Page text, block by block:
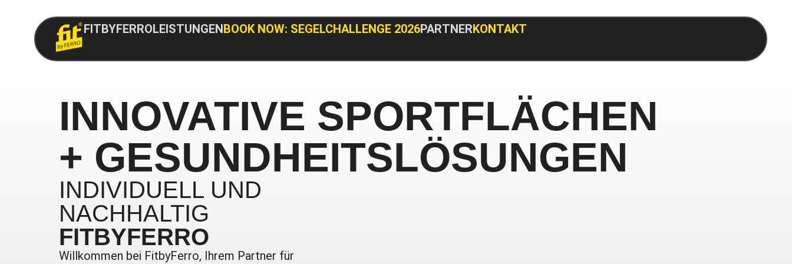
FITBYFERROLEISTUNGENBOOK NOW: SEGELCHALLENGE 2026PARTNERKONTAKT
INNOVATIVE SPORTFLÄCHEN
+ GESUNDHEITSLÖSUNGEN
INDIVIDUELL UND
NACHHALTIG
FITBYFERRO
Willkommen bei FitbyFerro, Ihrem Partner für